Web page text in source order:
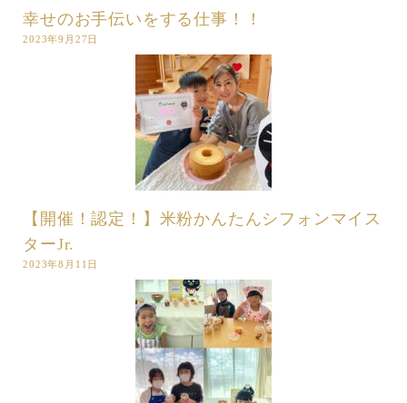
幸せのお手伝いをする仕事！！
2023年9月27日
【開催！認定！】米粉かんたんシフォンマイス
ターJr.
2023年8月11日